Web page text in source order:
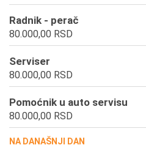
Radnik - perač
80.000,00 RSD
Serviser
80.000,00 RSD
Pomoćnik u auto servisu
80.000,00 RSD
NA DANAŠNJI DAN